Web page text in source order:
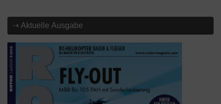
⇢ Aktuelle Ausgabe